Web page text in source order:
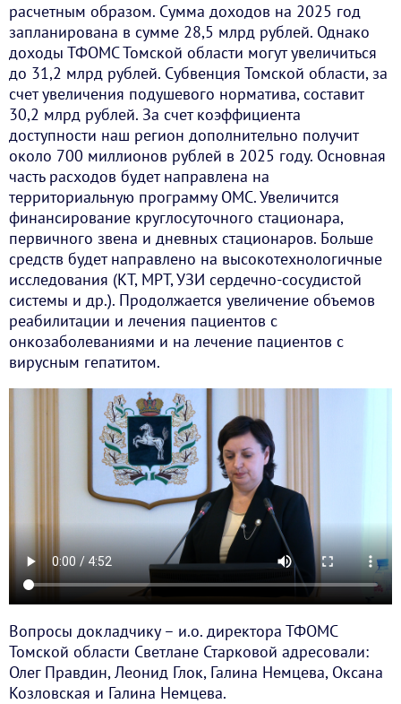
расчетным образом. Сумма доходов на 2025 год
запланирована в сумме 28,5 млрд рублей. Однако
доходы ТФОМС Томской области могут увеличиться
до 31,2 млрд рублей. Субвенция Томской области, за
счет увеличения подушевого норматива, составит
30,2 млрд рублей. За счет коэффициента
доступности наш регион дополнительно получит
около 700 миллионов рублей в 2025 году. Основная
часть расходов будет направлена на
территориальную программу ОМС. Увеличится
финансирование круглосуточного стационара,
первичного звена и дневных стационаров. Больше
средств будет направлено на высокотехнологичные
исследования (КТ, МРТ, УЗИ сердечно-сосудистой
системы и др.). Продолжается увеличение объемов
реабилитации и лечения пациентов с
онкозаболеваниями и на лечение пациентов с
вирусным гепатитом.
Вопросы докладчику – и.о. директора ТФОМС
Томской области Светлане Старковой адресовали:
Олег Правдин, Леонид Глок, Галина Немцева, Оксана
Козловская и Галина Немцева.